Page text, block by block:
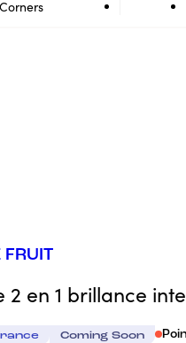
Corners
FRUIT
2 en 1 brillance
Coming Soon